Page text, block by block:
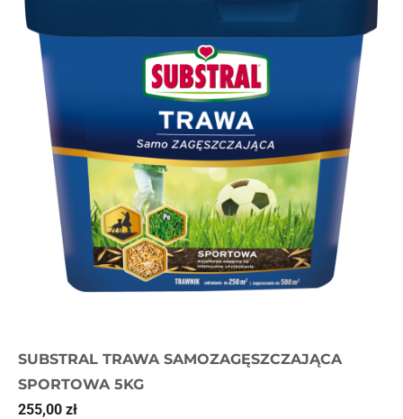
SUBSTRAL TRAWA SAMOZAGĘSZCZAJĄCA
SPORTOWA 5KG
255,00 zł